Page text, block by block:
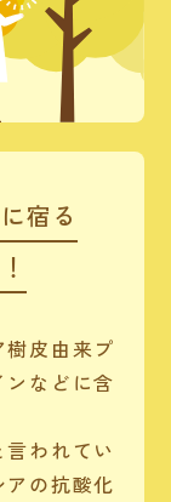
宿る
皮由来プ
などに含
われてい
の抗酸化